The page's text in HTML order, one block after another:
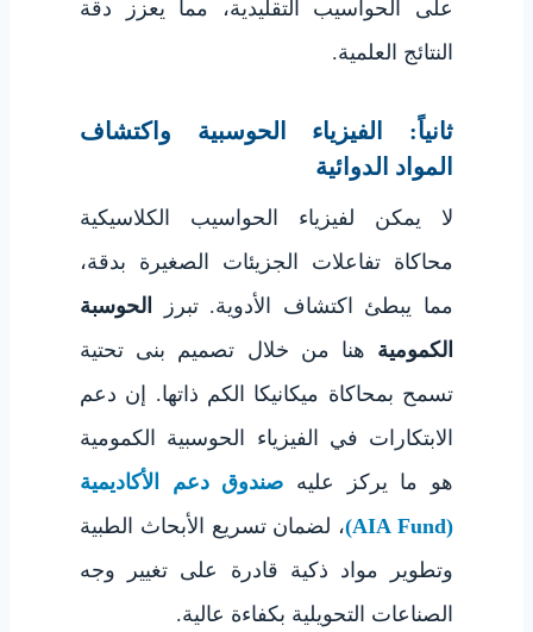
على الحواسيب التقليدية، مما يعزز دقة
النتائج العلمية.
ثانياً: الفيزياء الحوسبية واكتشاف
المواد الدوائية
لا يمكن لفيزياء الحواسيب الكلاسيكية
محاكاة تفاعلات الجزيئات الصغيرة بدقة،
مما يبطئ اكتشاف الأدوية. تبرز
الحوسبة
الكمومية هنا من خلال تصميم بنى تحتية
تسمح بمحاكاة ميكانيكا الكم ذاتها. إن دعم
الابتكارات في الفيزياء الحوسبية الكمومية
هو ما يركز عليه صندوق دعم الأكاديمية
(AIA Fund)
، لضمان تسريع الأبحاث الطبية
وتطوير مواد ذكية قادرة على تغيير وجه
الصناعات التحويلية بكفاءة عالية.